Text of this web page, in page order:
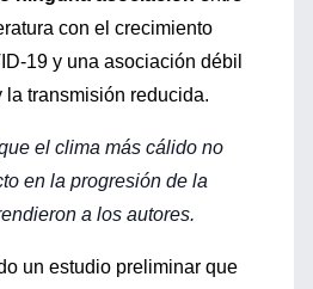
con el crecimiento
19 y una asociación débil
la transmisión reducida.
el clima más cálido no
en la progresión de la
a los autores.
un estudio preliminar que